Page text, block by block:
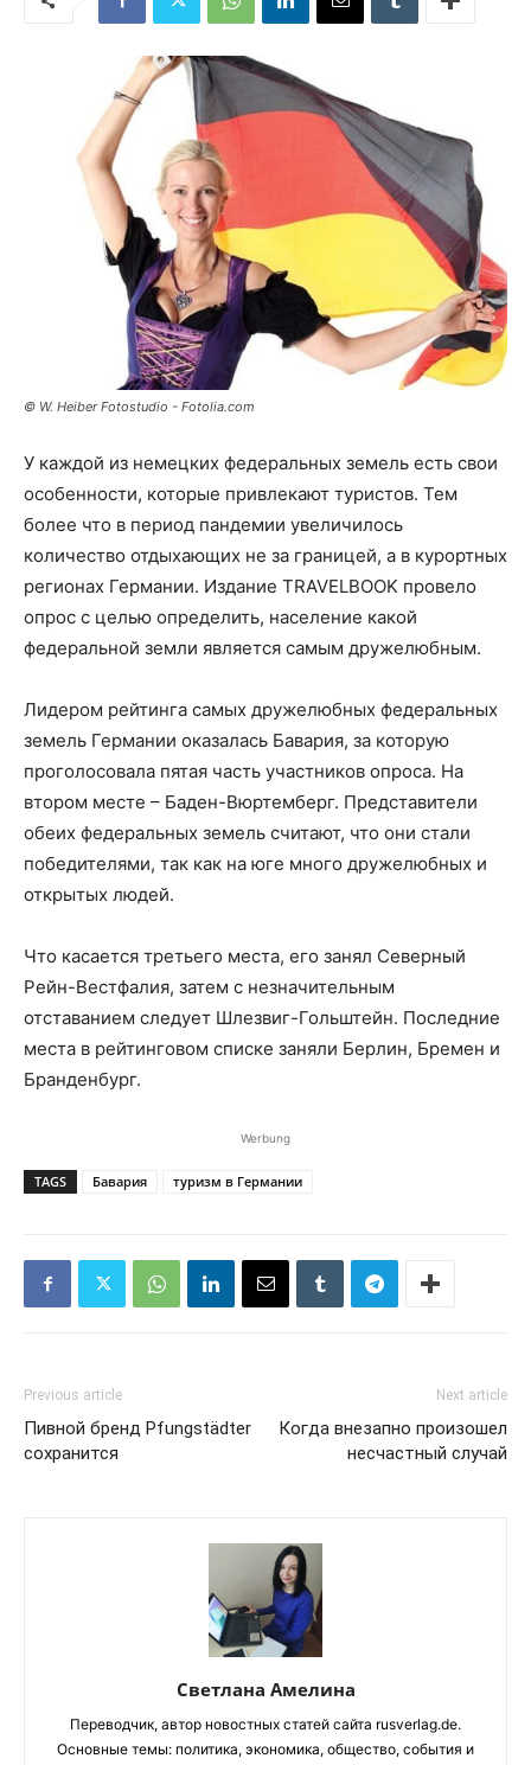
© W. Heiber Fotostudio - Fotolia.com
У каждой из немецких федеральных земель есть свои
особенности, которые привлекают туристов. Тем
более что в период пандемии увеличилось
количество отдыхающих не за границей, а в курортных
регионах Германии. Издание TRAVELBOOK провело
опрос с целью определить, население какой
федеральной земли является самым дружелюбным.
Лидером рейтинга самых дружелюбных федеральных
земель Германии оказалась Бавария, за которую
проголосовала пятая часть участников опроса. На
втором месте – Баден-Вюртемберг. Представители
обеих федеральных земель считают, что они стали
победителями, так как на юге много дружелюбных и
открытых людей.
Что касается третьего места, его занял Северный
Рейн-Вестфалия, затем с незначительным
отставанием следует Шлезвиг-Гольштейн. Последние
места в рейтинговом списке заняли Берлин, Бремен и
Бранденбург.
Werbung
TAGS Бавария туризм в Германии
Previous article
Пивной бренд Pfungstädter
сохранится
Next article
Когда внезапно произошел
несчастный случай
Светлана Амелина
Переводчик, автор новостных статей сайта rusverlag.de.
Основные темы: политика, экономика, общество, события и